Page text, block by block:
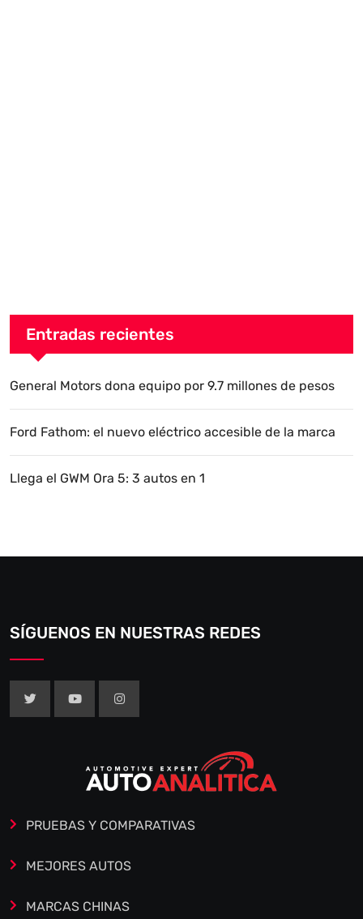
Entradas recientes
General Motors dona equipo por 9.7 millones de pesos
Ford Fathom: el nuevo eléctrico accesible de la marca
Llega el GWM Ora 5: 3 autos en 1
SÍGUENOS EN NUESTRAS REDES
PRUEBAS Y COMPARATIVAS
MEJORES AUTOS
MARCAS CHINAS